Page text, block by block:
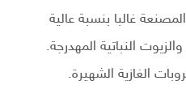
غالبا بنسبة عالية
النباتية المهدرجة.
الغازية الشهيرة.